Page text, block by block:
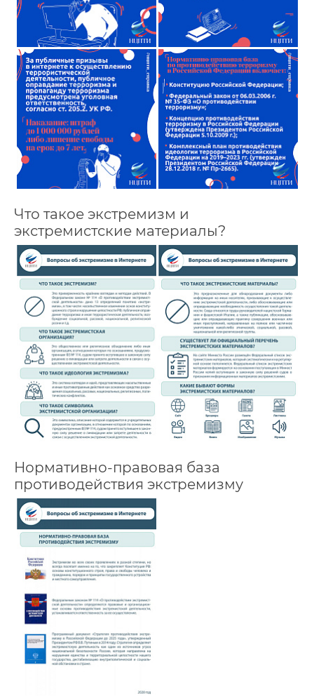
Что такое экстремизм и
экстремистские материалы?
Нормативно-правовая база
противодействия экстремизму